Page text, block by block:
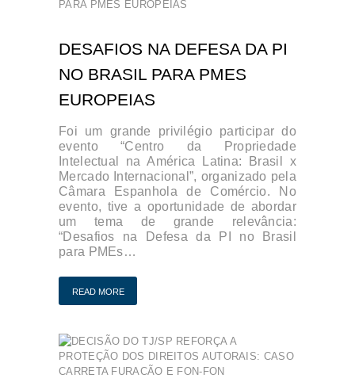
DESAFIOS NA DEFESA DA PI
NO BRASIL PARA PMES
EUROPEIAS
Foi um grande privilégio participar do
evento “Centro da Propriedade
Intelectual na América Latina: Brasil x
Mercado Internacional”, organizado pela
Câmara Espanhola de Comércio. No
evento, tive a oportunidade de abordar
um tema de grande relevância:
“Desafios na Defesa da PI no Brasil
para PMEs…
READ MORE